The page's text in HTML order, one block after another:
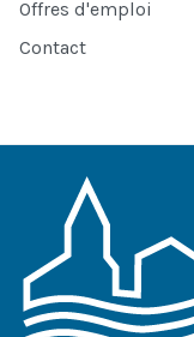
Offres d'emploi
Contact